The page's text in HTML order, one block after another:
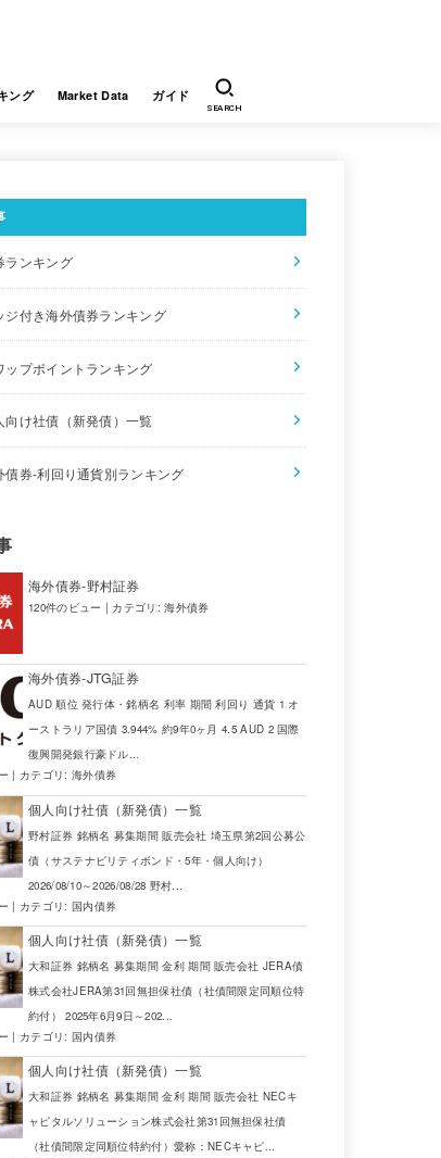
ング Market Data ガイド
SEARCH
ランキング
ジ付き海外債券ランキング
ップポイントランキング
向け社債（新発債）一覧
債券-利回り通貨別ランキング
海外債券-野村証券
120件のビュー | カテゴリ:海外債券
海外債券-JTG証券
AUD 順位 発行体・銘柄名 利率 期間 利回り 通貨 1 オ
ーストラリア国債 3.944% 約9年0ヶ月 4.5 AUD 2 国際
復興開発銀行豪ドル...
| カテゴリ: 海外債券
個人向け社債（新発債）一覧
野村証券 銘柄名 募集期間 販売会社 埼玉県第2回公募公
債（サステナビリティボンド・5年・個人向け）
2026/08/10～2026/08/28 野村...
| カテゴリ: 国内債券
個人向け社債（新発債）一覧
大和証券 銘柄名 募集期間 金利 期間 販売会社 JERA債
株式会社JERA第31回無担保社債（社債間限定同順位特
約付） 2025年6月9日～202...
| カテゴリ: 国内債券
個人向け社債（新発債）一覧
大和証券 銘柄名 募集期間 金利 期間 販売会社 NECキ
ャピタルソリューション株式会社第31回無担保社債
（社債間限定同順位特約付）愛称：NECキャピ...